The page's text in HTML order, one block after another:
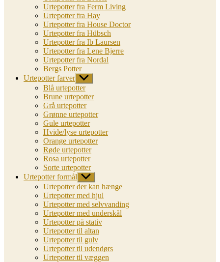
Urtepotter fra Ferm Living
Urtepotter fra Hay
Urtepotter fra House Doctor
Urtepotter fra Hübsch
Urtepotter fra Ib Laursen
Urtepotter fra Lene Bjerre
Urtepotter fra Nordal
Bergs Potter
Urtepotter farver Vis
undermenu
Blå urtepotter
Brune urtepotter
Grå urtepotter
Grønne urtepotter
Gule urtepotter
Hvide/lyse urtepotter
Orange urtepotter
Røde urtepotter
Rosa urtepotter
Sorte urtepotter
Urtepotter formål Vis
undermenu
Urtepotter der kan hænge
Urtepotter med hjul
Urtepotter med selvvanding
Urtepotter med underskål
Urtepotter på stativ
Urtepotter til altan
Urtepotter til gulv
Urtepotter til udendørs
Urtepotter til væggen